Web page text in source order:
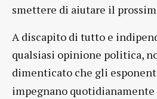
smettere di aiutare il
A discapito di tutto e
qualsiasi opinione politica,
dimenticato che gli
impegnano quotidianamente